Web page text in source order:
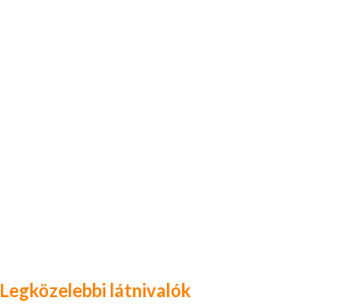
Legközelebbi látnivalók